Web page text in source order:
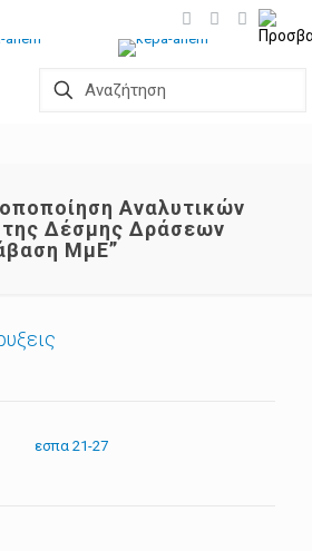
Αναλυτικών
Δέσμης Δράσεων
ΜμΕ”